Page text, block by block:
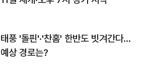
태풍 '돌핀'·'찬홈' 한반도 빗겨간다…
예상 경로는?